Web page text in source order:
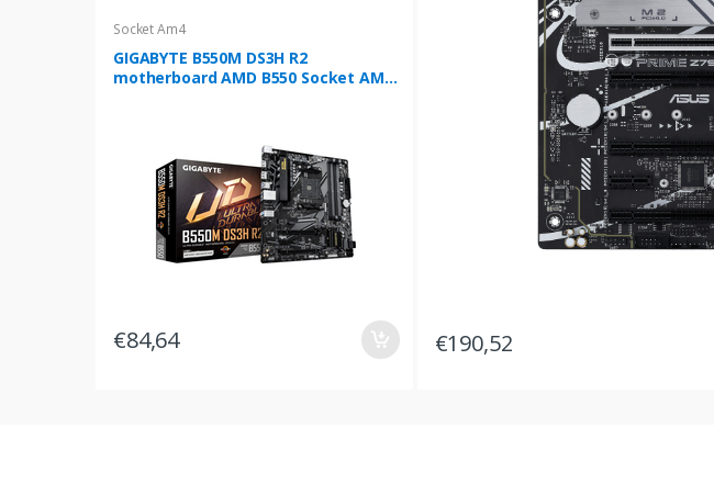
Socket Am4
GIGABYTE B550M DS3H R2
motherboard AMD B550 Socket AM4
€84,64 €190,52